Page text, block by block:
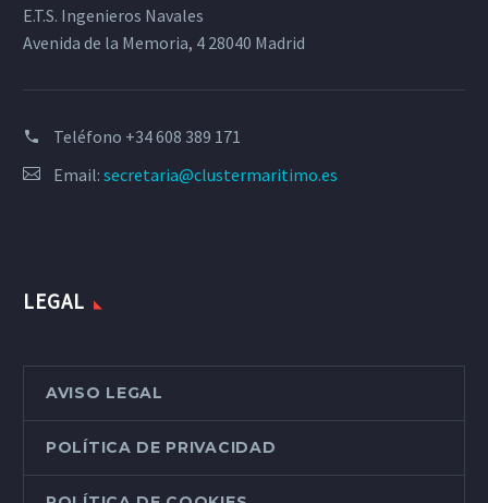
E.T.S. Ingenieros Navales
Avenida de la Memoria, 4 28040 Madrid
Teléfono +34 608 389 171
Email: secretaria@clustermaritimo.es
LEGAL
AVISO LEGAL
POLÍTICA DE PRIVACIDAD